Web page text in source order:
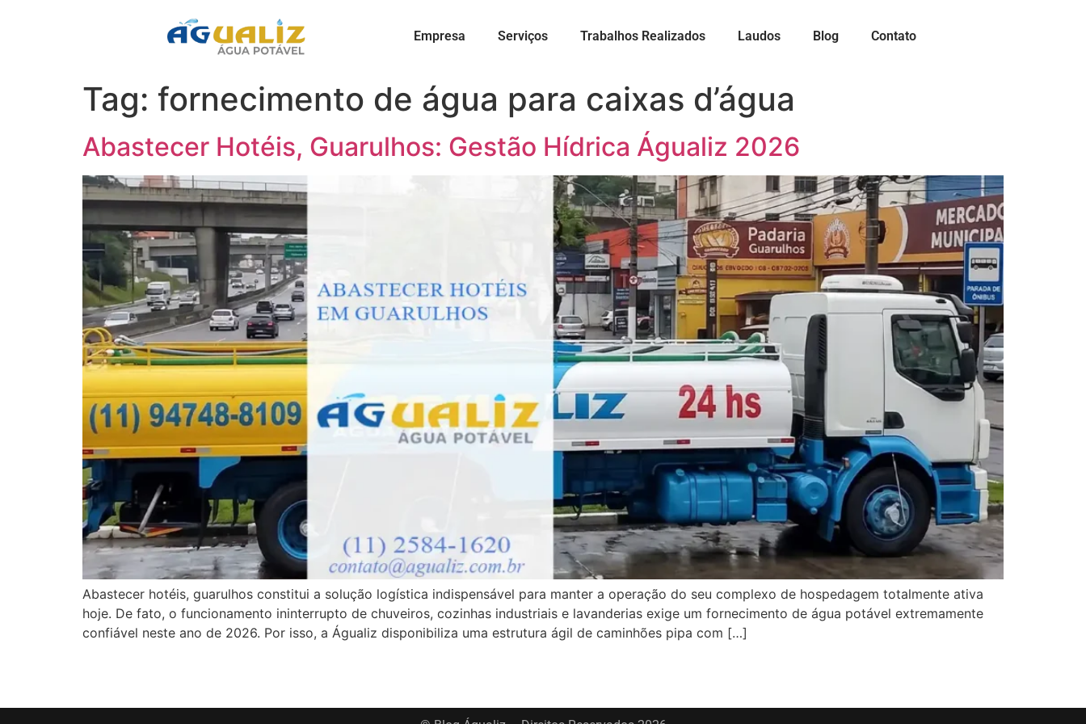
Empresa Serviços Trabalhos Realizados Laudos Blog Contato
Tag: fornecimento de água para caixas d’água
Abastecer Hotéis, Guarulhos: Gestão Hídrica Águaliz 2026
Abastecer hotéis, guarulhos constitui a solução logística indispensável para manter a operação do seu complexo de hospedagem totalmente ativa
hoje. De fato, o funcionamento ininterrupto de chuveiros, cozinhas industriais e lavanderias exige um fornecimento de água potável extremamente
confiável neste ano de 2026. Por isso, a Águaliz disponibiliza uma estrutura ágil de caminhões pipa com […]